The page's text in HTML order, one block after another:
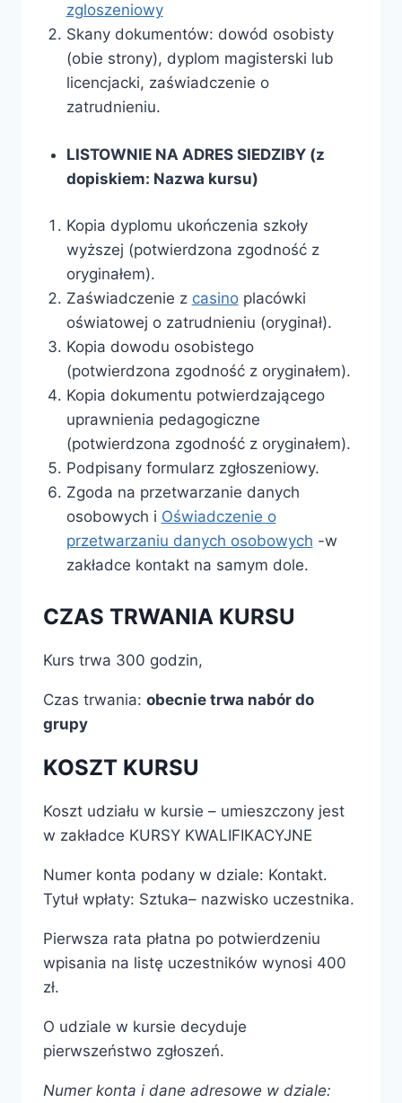
zgloszeniowy
Skany dokumentów: dowód osobisty
(obie strony), dyplom magisterski lub
licencjacki, zaświadczenie o
zatrudnieniu.
LISTOWNIE NA ADRES SIEDZIBY (z
dopiskiem: Nazwa kursu)
Kopia dyplomu ukończenia szkoły
wyższej (potwierdzona zgodność z
oryginałem).
Zaświadczenie z casinoplacówki
oświatowej o zatrudnieniu (oryginał).
Kopia dowodu osobistego
(potwierdzona zgodność z oryginałem).
Kopia dokumentu potwierdzającego
uprawnienia pedagogiczne
(potwierdzona zgodność z oryginałem).
Podpisany formularz zgłoszeniowy.
Zgoda na przetwarzanie danych
osobowych i Oświadczenie o
przetwarzaniu danych osobowych -w
zakładce kontakt na samym dole.
CZAS TRWANIA KURSU
Kurs trwa 300 godzin,
Czas trwania: obecnie trwa nabór do
grupy
KOSZT KURSU
Koszt udziału w kursie – umieszczony jest
w zakładce KURSY KWALIFIKACYJNE
Numer konta podany w dziale: Kontakt.
Tytuł wpłaty: Sztuka– nazwisko uczestnika.
Pierwsza rata płatna po potwierdzeniu
wpisania na listę uczestników wynosi 400
zł.
O udziale w kursie decyduje
pierwszeństwo zgłoszeń.
Numer konta i dane adresowe w dziale: